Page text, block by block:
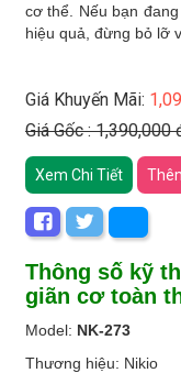
cơ thể. Nếu bạn
hiệu quả, đừng bỏ lỡ
Giá Khuyến Mãi:
Giá Gốc : 1,390,000
Xem Chi Tiết
Thông số kỹ
giãn cơ toàn
Model: NK-273
Thương hiệu: Nikio